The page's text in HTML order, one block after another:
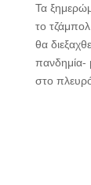
Τα
το
θα
πανδημία-
στο